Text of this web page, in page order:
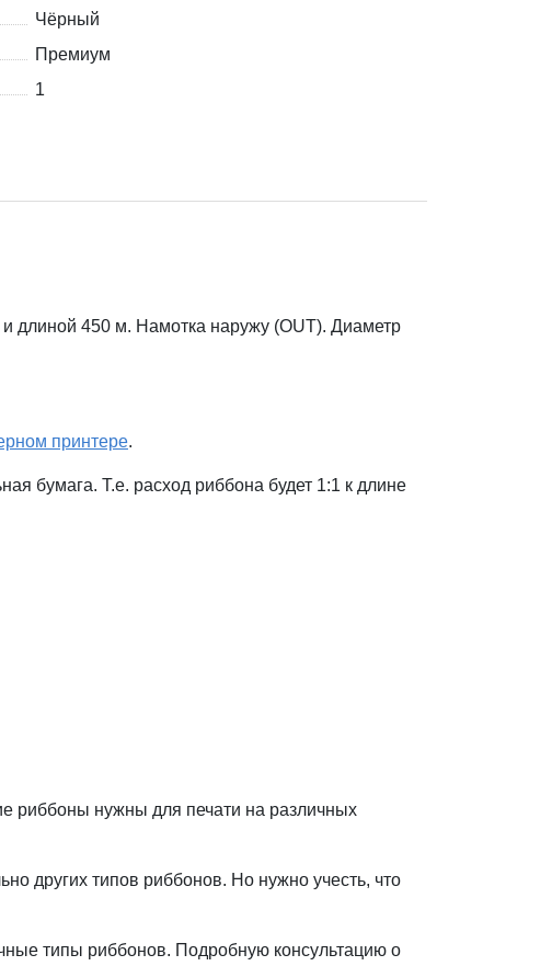
Чёрный
Премиум
1
длиной 450 м. Намотка наружу (OUT). Диаметр
принтере.
бумага. Т.е. расход риббона будет 1:1 к длине
риббоны нужны для печати на различных
других типов риббонов. Но нужно учесть, что
типы риббонов. Подробную консультацию о